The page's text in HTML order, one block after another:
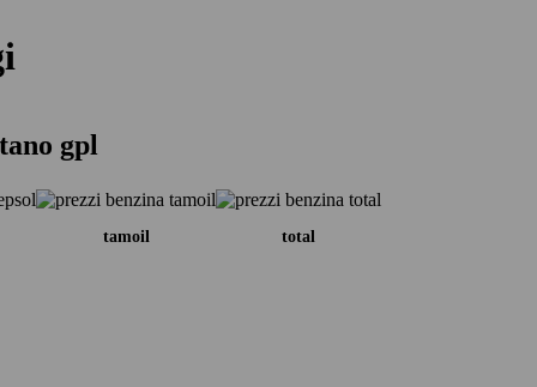
gpl
tamoil total